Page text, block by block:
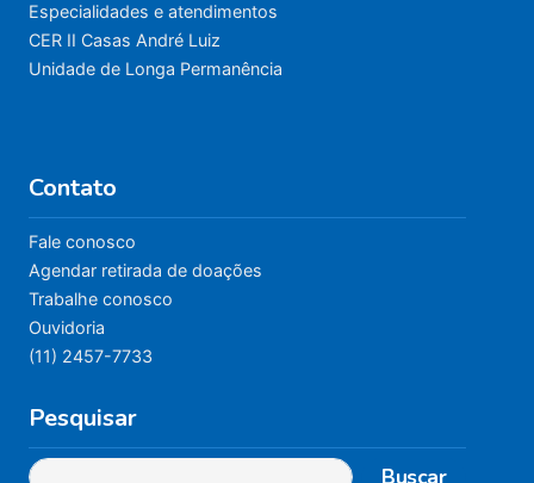
Especialidades e atendimentos
CER II Casas André Luiz
Unidade de Longa Permanência
Contato
Fale conosco
Agendar retirada de doações
Trabalhe conosco
Ouvidoria
(11) 2457-7733
Pesquisar
Buscar